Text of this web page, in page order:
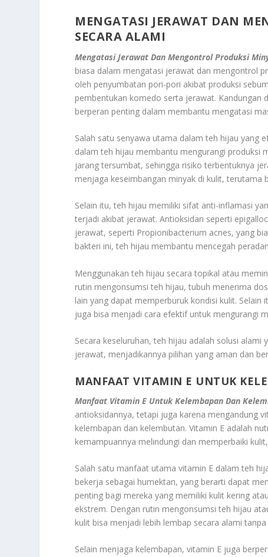
MENGATASI JERAWAT DAN
SECARA ALAMI
Mengatasi Jerawat Dan Mengontrol Produksi
biasa dalam mengatasi jerawat dan mengontrol
oleh penyumbatan pori-pori akibat produksi
pembentukan komedo serta jerawat.
berperan penting dalam membantu mengatasi
Salah satu senyawa utama dalam teh hijau yang
dalam teh hijau membantu mengurangi produksi
jarang tersumbat, sehingga risiko terbentuknya
menjaga keseimbangan minyak di kulit, terutama
Selain itu, teh hijau memiliki sifat anti-inflamasi
terjadi akibat jerawat. Antioksidan seperti
jerawat, seperti Propionibacterium acnes, yang
bakteri ini, teh hijau membantu mencegah
Menggunakan teh hijau secara topikal atau
rutin mengonsumsi teh hijau, tubuh menerima
lain yang dapat memperburuk kondisi kulit.
juga bisa menjadi cara efektif untuk mengurangi
Secara keseluruhan, teh hijau adalah solusi
jerawat, menjadikannya pilihan yang aman dan
MANFAAT VITAMIN E UNTUK
Manfaat Vitamin E Untuk Kelembapan Dan
antioksidannya, tetapi juga karena mengandung
kelembapan dan kelembutan. Vitamin E adalah
kemampuannya melindungi dan memperbaiki
Salah satu manfaat utama vitamin E dalam teh
bekerja sebagai humektan, yang berarti dapat
penting bagi mereka yang memiliki kulit kering
ekstrem. Dengan rutin mengonsumsi teh hijau
kulit bisa menjadi lebih lembap secara alami
Selain menjaga kelembapan, vitamin E juga